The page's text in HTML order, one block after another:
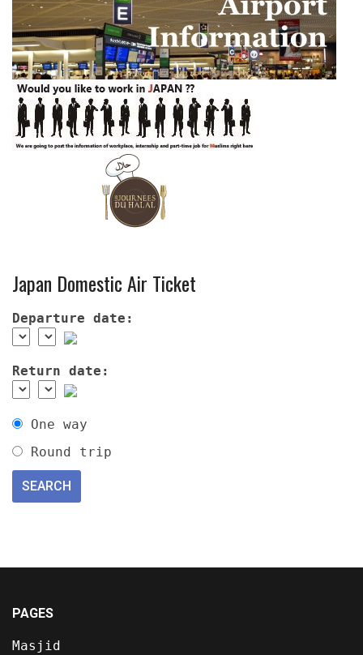
Japan Domestic Air Ticket
Departure date:
Return date:
One way
Round trip
PAGES
Masjid